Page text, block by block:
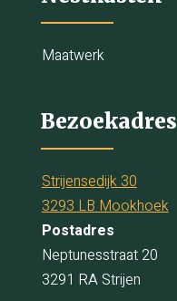
Maatwerk
Bezoekadres
Strijensedijk 30
3293 LB Mookhoek
Postadres
Neptunesstraat 20
3291 RA Strijen